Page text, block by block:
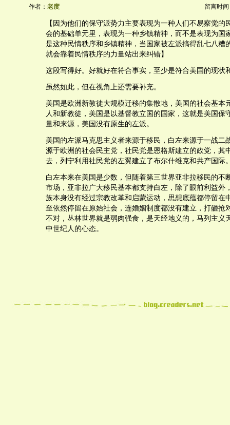
作者： 老度 留言时间
【因为他们的保守派势力主要表现为一种人们不易察觉的
会的基础单元里，表现为一种乡镇精神，而不是表现为国
是这种民情秩序和乡镇精神，当国家被左派搞得乱七八糟
就会靠着民情秩序的力量站出来纠错】
这段写得好。好就好在符合事实，至少是符合美国的现状
虽然如此，但在视角上还需要补充。
美国是欧洲新教徒大规模迁移的集散地，美国的社会基本
人和新教徒，美国是以基督教立国的国家，这就是美国保
量和来源，美国没有原生的左派。
美国的左派马克思主义者来源于移民，白左来源于一战二
源于欧洲的社会民主党，社民党是恩格斯建立的政党，其
去，列宁利用社民党的左翼建立了布尔什维克和共产国际
白左本来在美国是少数，但随着第三世界亚非拉移民的不
市场，亚非拉广大移民基本都支持白左，除了眼前利益外
族本身没有经过宗教改革和启蒙运动，思想底蕴都停留在
至依然停留在原始社会，连婚姻制度都没有建立，打砸抢
不对，丛林世界就是弱肉强食，是天经地义的，马列主义
中世纪人的心态。